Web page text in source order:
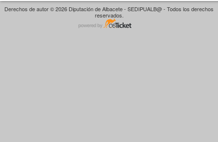
Derechos de autor © 2026 Diputación de Albacete - SEDIPUALB@ - Todos los derechos
reservados.